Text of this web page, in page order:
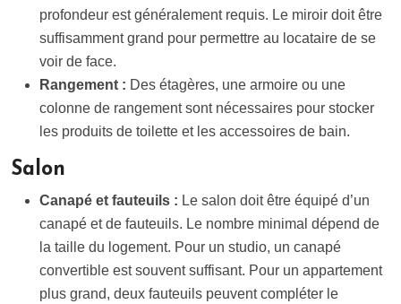
profondeur est généralement requis. Le miroir doit être
suffisamment grand pour permettre au locataire de se
voir de face.
Rangement : Des étagères, une armoire ou une
colonne de rangement sont nécessaires pour stocker
les produits de toilette et les accessoires de bain.
Salon
Canapé et fauteuils : Le salon doit être équipé d’un
canapé et de fauteuils. Le nombre minimal dépend de
la taille du logement. Pour un studio, un canapé
convertible est souvent suffisant. Pour un appartement
plus grand, deux fauteuils peuvent compléter le